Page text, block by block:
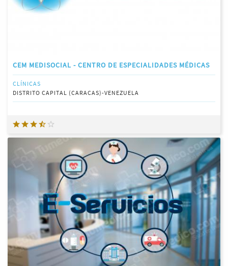
CEM MEDISOCIAL - CENTRO DE ESPECIALIDADES MÉDICAS
CLÍNICAS
DISTRITO CAPITAL (CARACAS)-VENEZUELA